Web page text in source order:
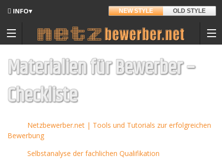
NEW STYLE OLD STYLE
INFO▾
Updates
Entwickler
Hintergrund
Materialien für Bewerber –
Checkliste
Netzbewerber.net | Tools und Tutorials zur erfolgreichen
Bewerbung
Selbstanalyse der fachlichen Qualifikation